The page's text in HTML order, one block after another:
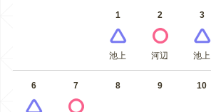
1
池上
2
河辺
3
池上
6 7 8 9 10